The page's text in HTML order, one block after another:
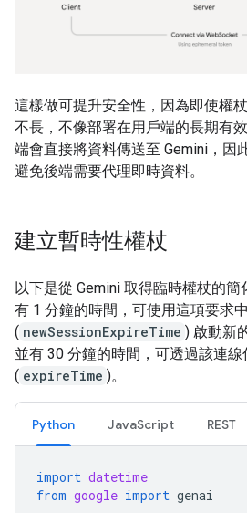
這樣做可提升安全性，因為即使權
不長，不像部署在用戶端的長期有
端會直接將資料傳送至 Gemini，因
避免後端需要代理即時資料。
建立暫時性權杖
以下是從 Gemini 取得臨時權杖的
有 1 分鐘的時間，可使用這項要求
( newSessionExpireTime ) 啟動新
並有 30 分鐘的時間，可透過該連線
( expireTime )。
Python JavaScript REST
import datetime
from google import genai